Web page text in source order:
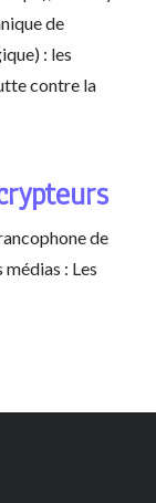
de
: les
contre la
de
: Les